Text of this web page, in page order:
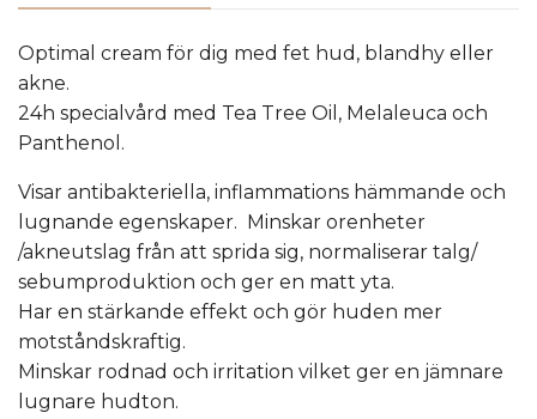
Optimal cream för dig med fet hud, blandhy eller
akne.
24h specialvård med Tea Tree Oil, Melaleuca och
Panthenol.
Visar antibakteriella, inflammations hämmande och
lugnande egenskaper. Minskar orenheter
/akneutslag från att sprida sig, normaliserar talg/
sebumproduktion och ger en matt yta.
Har en stärkande effekt och gör huden mer
motståndskraftig.
Minskar rodnad och irritation vilket ger en jämnare
lugnare hudton.